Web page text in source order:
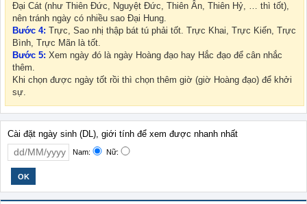
Đại Cát (như Thiên Đức, Nguyệt Đức, Thiên Ân, Thiên Hỷ, … thì tốt),
nên tránh ngày có nhiều sao Đại Hung.
Bước 4: Trực, Sao nhị thập bát tú phải tốt. Trực Khai, Trực Kiến, Trực
Bình, Trực Mãn là tốt.
Bước 5: Xem ngày đó là ngày Hoàng đạo hay Hắc đạo để cân nhắc
thêm.
Khi chọn được ngày tốt rồi thì chọn thêm giờ (giờ Hoàng đạo) để khởi
sự.
Cài đặt ngày sinh (DL), giới tính để xem được nhanh nhất
Nam: Nữ: